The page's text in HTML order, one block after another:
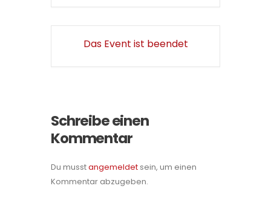
Das Event ist beendet
Schreibe einen
Kommentar
Du musstangemeldet sein, um einen
Kommentar abzugeben.